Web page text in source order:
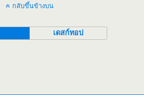
กลับขึ้นข้างบน
เดสก์ทอป